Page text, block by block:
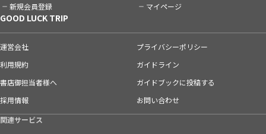
新規会員登録 マイページ
GOOD LUCK TRIP
運営会社
プライバシーポリシー
利用規約
ガイドライン
書店御担当者様へ
ガイドブックに投稿する
採用情報
お問い合わせ
関連サービス